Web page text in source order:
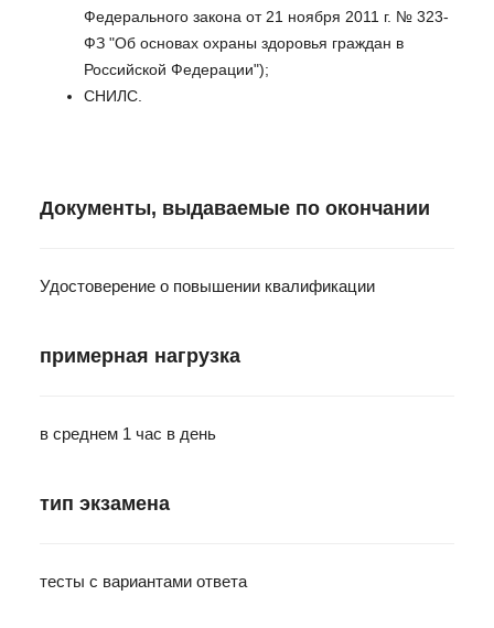
Федерального закона от 21 ноября 2011 г. № 323-
ФЗ "Об основах охраны здоровья граждан в
Российской Федерации");
СНИЛС.
Документы, выдаваемые по окончании
Удостоверение о повышении квалификации
примерная нагрузка
в среднем 1 час в день
тип экзамена
тесты с вариантами ответа